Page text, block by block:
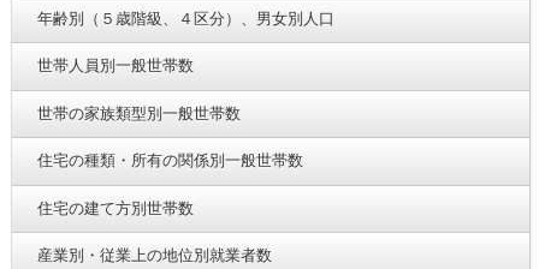
年齢別（５歳階級、４区分）、男女別人口
世帯人員別一般世帯数
世帯の家族類型別一般世帯数
住宅の種類・所有の関係別一般世帯数
住宅の建て方別世帯数
産業別・従業上の地位別就業者数